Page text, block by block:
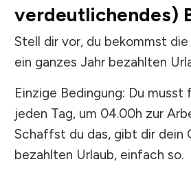
verdeutlichendes)
Stell dir vor, du bekommst
ein ganzes Jahr bezahlten
Einzige Bedingung: Du
jeden Tag, um 04.00h zur
Schaffst du das, gibt dir dein
bezahlten Urlaub, einfach so.